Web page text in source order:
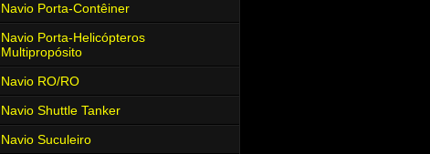
Navio Porta-Contêiner
Navio Porta-Helicópteros
Multipropósito
Navio RO/RO
Navio Shuttle Tanker
Navio Suculeiro